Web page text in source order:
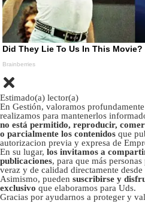
Estimado(a) lector(a)
En Gestión, valoramos
realizamos para mantenerlos
no está permitido, reproducir,
o parcialmente los contenidos que
autorizacion previa y expresa de
En su lugar, los invitamos a
publicaciones, para que más
veraz y de calidad directamente
Asimismo, pueden suscribirse y
exclusivo que elaboramos para Uds.
Gracias por ayudarnos a proteger y